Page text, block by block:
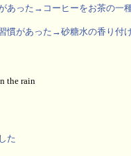
あった→コーヒーをお茶の一
慣があった→砂糖水の香り付
the rain
た